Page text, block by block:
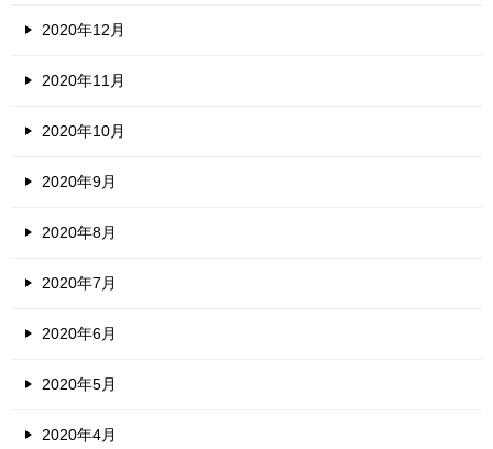
2020年12月
2020年11月
2020年10月
2020年9月
2020年8月
2020年7月
2020年6月
2020年5月
2020年4月